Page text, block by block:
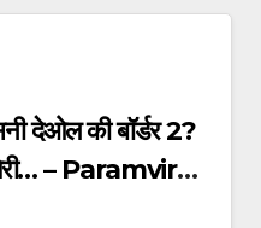
देओल की बॉर्डर 2?
– Paramvir
He Cast For